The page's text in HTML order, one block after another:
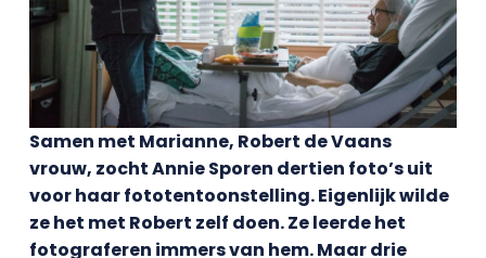
Samen met Marianne, Robert de Vaans
vrouw, zocht Annie Sporen dertien foto’s uit
voor haar fototentoonstelling. Eigenlijk wilde
ze het met Robert zelf doen. Ze leerde het
fotograferen immers van hem. Maar drie